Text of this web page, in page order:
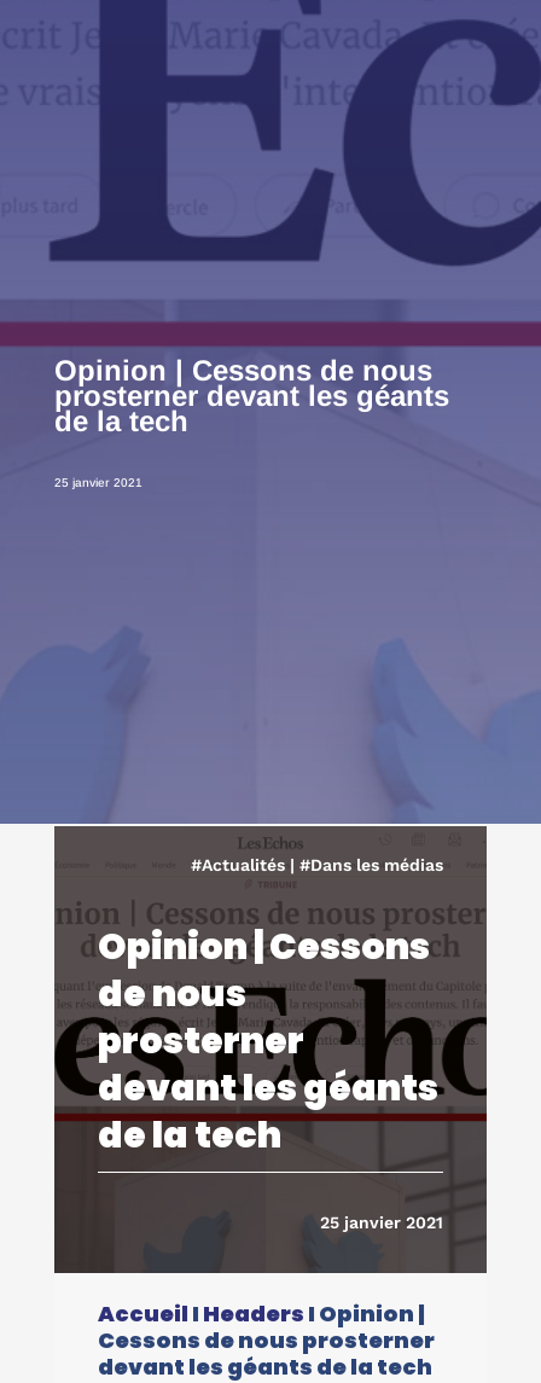
Opinion | Cessons de nous
prosterner devant les géants
de la tech
25 janvier 2021
#Actualités| #Dans les médias
Opinion | Cessons
de nous
prosterner
devant les géants
de la tech
25 janvier 2021
Accueil I Headers I Opinion |
Cessons de nous prosterner
devant les géants de la tech